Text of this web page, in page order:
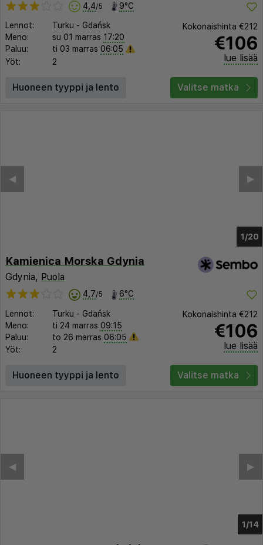
4,4/5 9°C
Lennot: Turku - Gdańsk
Meno:
su 01 marras 17:20
Paluu:
ti 03 marras 06:05
Yöt:
2
Kokonaishinta €212
€106
lue lisää
Huoneen tyyppi ja lento Valitse matka
1/16
▶︎
◀︎
Kamienica Morska Gdynia
Gdynia, Puola
4,7/5 6°C
Lennot: Turku - Gdańsk
Meno:
ti 24 marras 09:15
Paluu:
to 26 marras 06:05
Yöt:
2
Kokonaishinta €212
€106
lue lisää
Huoneen tyyppi ja lento Valitse matka
1/10
▶︎
◀︎